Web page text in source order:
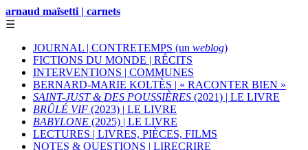
arnaud maïsetti | carnets
☰
JOURNAL | CONTRETEMPS (un weblog)
FICTIONS DU MONDE | RÉCITS
INTERVENTIONS | COMMUNES
BERNARD-MARIE KOLTÈS | « RACONTER BIEN »
SAINT-JUST & DES POUSSIÈRES (2021) | LE LIVRE
BRÛLÉ VIF (2023) | LE LIVRE
BABYLONE (2025) | LE LIVRE
LECTURES | LIVRES, PIÈCES, FILMS
NOTES & QUESTIONS | LIRECRIRE